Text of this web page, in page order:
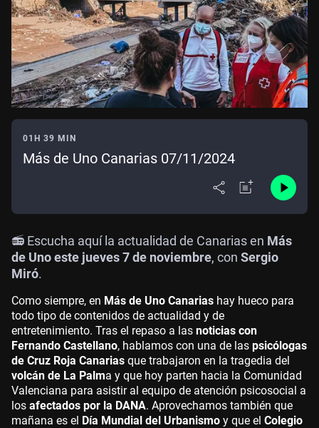
01H 39 MIN
Más de Uno Canarias 07/11/2024
📻 Escucha aquí la actualidad de Canarias en Más
de Uno este jueves 7 de noviembre, con Sergio
Miró.
Como siempre, en Más de Uno Canarias hay hueco para
todo tipo de contenidos de actualidad y de
entretenimiento. Tras el repaso a las noticias con
Fernando Castellano, hablamos con una de las psicólogas
de Cruz Roja Canarias que trabajaron en la tragedia del
volcán de La Palma y que hoy parten hacia la Comunidad
Valenciana para asistir al equipo de atención psicosocial a
los afectados por la DANA. Aprovechamos también que
mañana es el Día Mundial del Urbanismo y que el Colegio